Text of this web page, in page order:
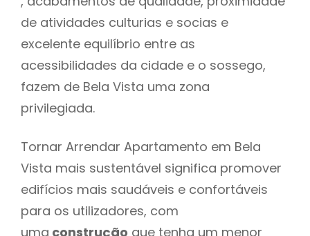
de atividades culturias e socias e
excelente equilíbrio entre as
acessibilidades da cidade e o sossego,
fazem de Bela Vista uma zona
privilegiada.
Tornar Arrendar Apartamento em Bela
Vista mais sustentável significa promover
edifícios mais saudáveis e confortáveis
para os utilizadores, com
uma construção que tenha um menor